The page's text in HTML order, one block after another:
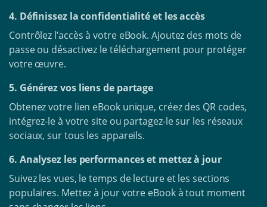
4. Définissez la confidentialité et les accès
Contrôlez l’accès à votre eBook. Ajoutez des mots de
passe ou désactivez le téléchargement pour protéger
votre œuvre.
5. Générez vos liens de partage
Obtenez votre lien eBook unique, créez des QR codes,
intégrez-le à votre site ou partagez-le sur les réseaux
sociaux, sur tous les appareils.
6. Analysez les performances et mettez à jour
Suivez les vues, le temps de lecture et les sections
populaires. Mettez à jour votre eBook à tout moment